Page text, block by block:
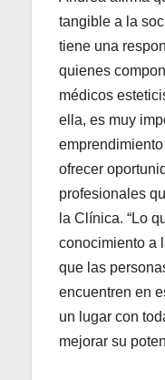
tangible a la
tiene una
quienes
médicos
ella, es muy
ofrecer
profesionales
la Clínica. “Lo
conocimiento a
que las
encuentren en
un lugar con
mejorar su